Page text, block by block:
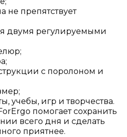
не препятствует
двумя регулируемыми
с поролоном и
учебы, игр и творчества.
помогает сохранить
всего дня и сделать
приятнее.